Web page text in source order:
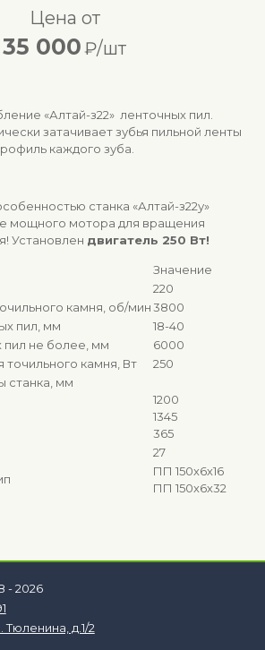
Цена от
35 000₽/шт
«Алтай-з22» ленточных пил.
затачивает зубья пильной ленты
каждого зуба.
станка «Алтай-з22у»
мощного мотора для вращения
Установлен двигатель 250 Вт!
Значение
220
камня, об/мин3800
пил, мм
18-40
пил не более, мм
6000
камня, Вт
250
станка, мм
1200
1345
365
27
ПП 150х6х16
ПП 150х6х32
- 2026
Тюленина, д.1/2